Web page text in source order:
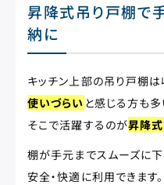
昇降式吊り戸棚で
納に
キッチン上部の吊り戸棚
使いづらい と感じる方も多
そこで活躍するのが昇降
棚が手元までスムーズに下
安全・快適に利用できます。